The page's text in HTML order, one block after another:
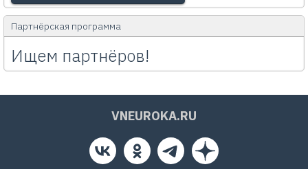
Партнёрская программа
Ищем партнёров!
VNEUROKA.RU